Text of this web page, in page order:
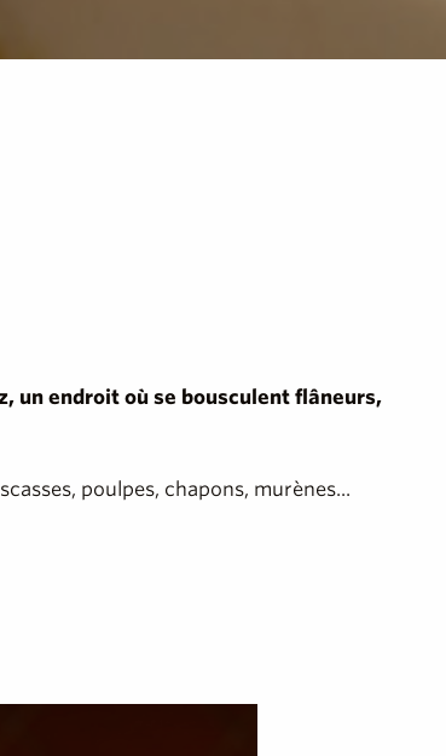
un endroit où se bousculent flâneurs,
poulpes, chapons, murènes...